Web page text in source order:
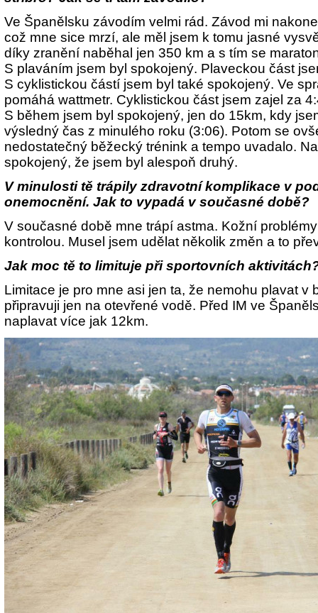
Ve Španělsku závodím velmi rád. Závod mi
což mne sice mrzí, ale měl jsem k tomu jasné
díky zranění naběhal jen 350 km a s tím se
S plaváním jsem byl spokojený. Plaveckou část
S cyklistickou částí jsem byl také spokojený. Ve
pomáhá wattmetr. Cyklistickou část jsem zajel za
S během jsem byl spokojený, jen do 15km, kdy
výsledný čas z minulého roku (3:06). Potom se
nedostatečný běžecký trénink a tempo uvadalo.
spokojený, že jsem byl alespoň druhý.
V minulosti tě trápily zdravotní komplikace v
onemocnění. Jak to vypadá v současné době?
V současné době mne trápí astma. Kožní
kontrolou. Musel jsem udělat několik změn a to
Jak moc tě to limituje při sportovních
Limitace je pro mne asi jen ta, že nemohu plavat v
připravuji jen na otevřené vodě. Před IM ve
naplavat více jak 12km.